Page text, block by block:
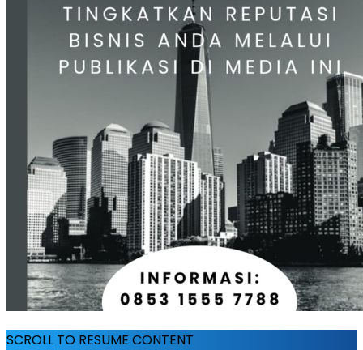
SCROLL TO RESUME CONTENT